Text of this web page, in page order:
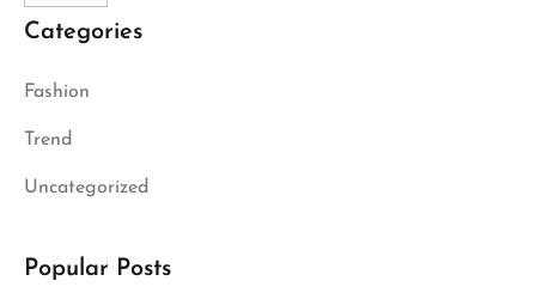
Categories
Fashion
Trend
Uncategorized
Popular Posts